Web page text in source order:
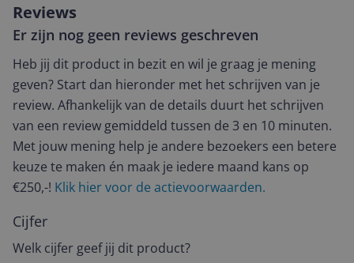
Reviews
Er zijn nog geen reviews geschreven
Heb jij dit product in bezit en wil je graag je mening
geven? Start dan hieronder met het schrijven van je
review. Afhankelijk van de details duurt het schrijven
van een review gemiddeld tussen de 3 en 10 minuten.
Met jouw mening help je andere bezoekers een betere
keuze te maken én maak je iedere maand kans op
€250,-! Klik hier voor de actievoorwaarden.
Cijfer
Welk cijfer geef jij dit product?